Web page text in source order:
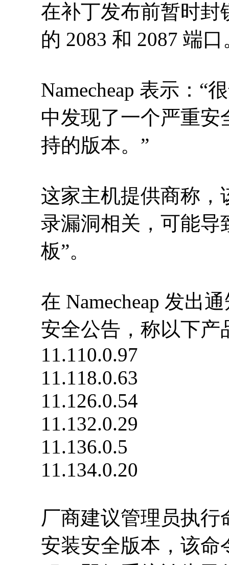
在补丁发布前暂时封
的 2083 和 2087 端口
Namecheap 表示：“
中发现了一个严重
持的版本。”
这家主机提供商称，
录漏洞相关，可能导
板”。
在 Namecheap 发出
安全公告，称以下产
11.110.0.97
11.118.0.63
11.126.0.54
11.132.0.29
11.136.0.5
11.134.0.20
厂商建议管理员执行
安装安全版本，该命